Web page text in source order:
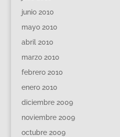
junio 2010
mayo 2010
abril 2010
marzo 2010
febrero 2010
enero 2010
diciembre 2009
noviembre 2009
octubre 2009